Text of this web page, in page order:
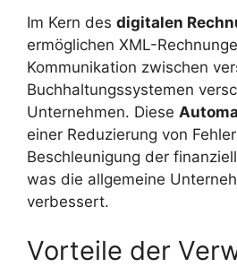
Im Kern des digitalen
ermöglichen XML-
Kommunikation zwischen
Buchhaltungssystemen
Unternehmen. Diese
einer Reduzierung von
Beschleunigung der
was die allgemeine
verbessert.
Vorteile der